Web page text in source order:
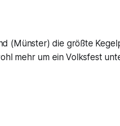
(Münster) die größte
mehr um ein Volksfest